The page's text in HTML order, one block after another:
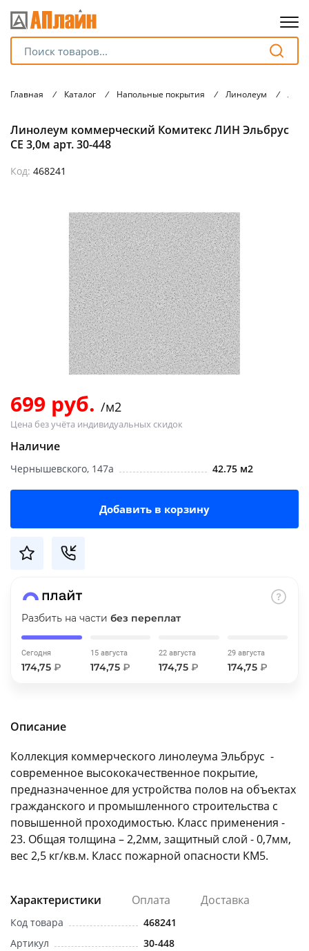
Главная / Каталог / Напольные покрытия / Линолеум /
Линолеум коммерческий Комитекс ЛИН Эльбрус
СЕ 3,0м арт. 30-448
Код: 468241
699 руб. /м2
Цена без учёта индивидуальных скидок
Наличие
Чернышевского, 147а 42.75 м2
Добавить в корзину
Разбить на части без переплат
Сегодня
174,75 ₽
15 августа
174,75 ₽
22 августа
174,75 ₽
29 августа
174,75 ₽
Описание
Коллекция коммерческого линолеума Эльбрус -
современное высококачественное покрытие,
предназначенное для устройства полов на объектах
гражданского и промышленного строительства с
повышенной проходимостью. Класс применения -
23. Общая толщина – 2,2мм, защитный слой - 0,7мм,
вес 2,5 кг/кв.м. Класс пожарной опасности КМ5.
Характеристики Оплата Доставка
Код товара
468241
Артикул
30-448
оплатуна части
без переплат
График платежей
Добавляйте товары
в корзину
Оплачивайте сегодня только
25% картой любого банка
выбранный способом
Оставшиеся75% будут
по25
Подробнее
об оплате Плайтом
недели